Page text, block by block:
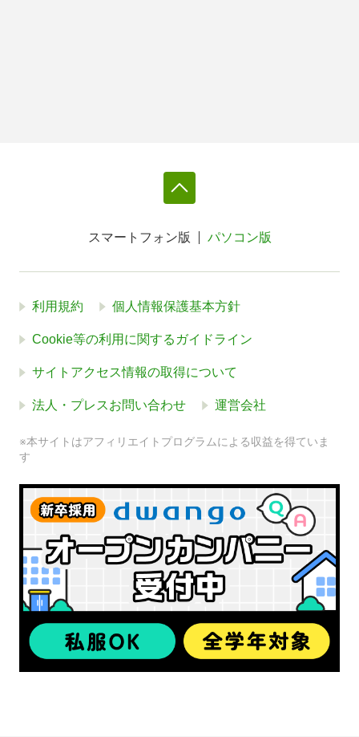
スマートフォン版 パソコン版
利用規約 個人情報保護基本方針
Cookie等の利用に関するガイドライン
サイトアクセス情報の取得について
法人・プレスお問い合わせ 運営会社
※本サイトはアフィリエイトプログラムによる収益を得ていま
す